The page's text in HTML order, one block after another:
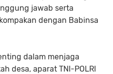
jawab serta
dengan Babinsa
dalam menjaga
desa, aparat TNI-POLRI